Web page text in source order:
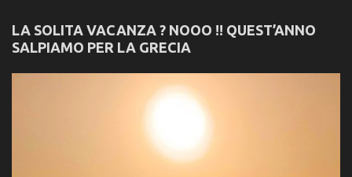
LA SOLITA VACANZA ? NOOO !! QUEST’ANNO
SALPIAMO PER LA GRECIA